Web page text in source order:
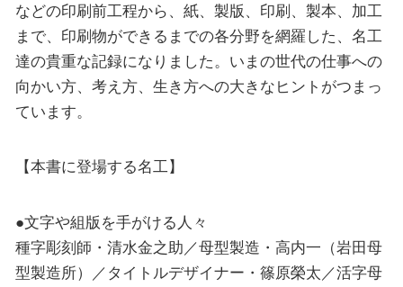
などの印刷前工程から、紙、製版、印刷、製本、加工
まで、印刷物ができるまでの各分野を網羅した、名工
達の貴重な記録になりました。いまの世代の仕事への
向かい方、考え方、生き方への大きなヒントがつまっ
ています。
【本書に登場する名工】
●文字や組版を手がける人々
種字彫刻師・清水金之助／母型製造・高内一（岩田母
型製造所）／タイトルデザイナー・篠原榮太／活字母